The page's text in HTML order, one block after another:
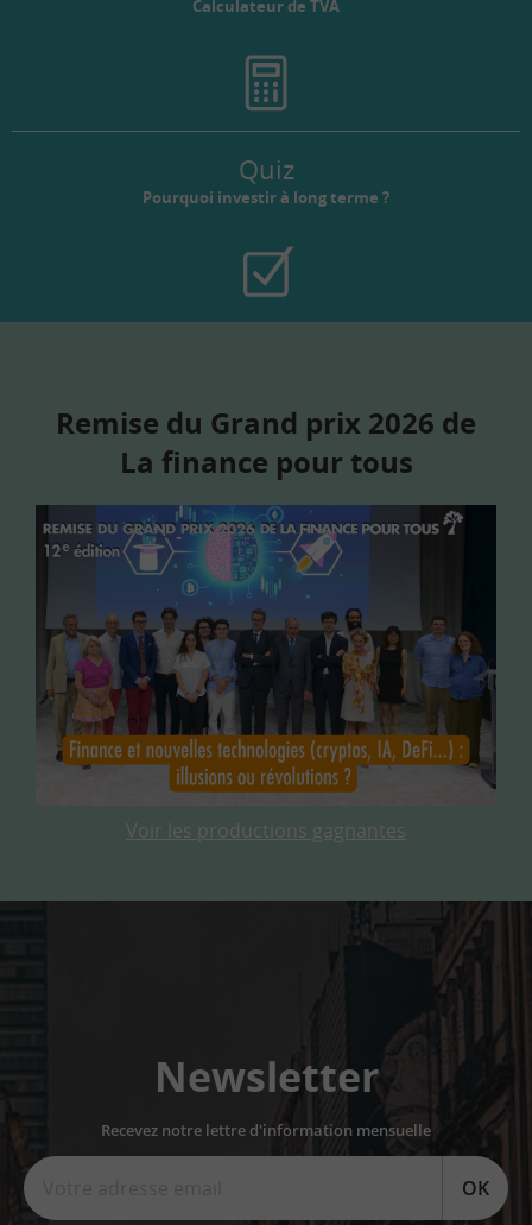
Calculateur de TVA
Quiz
Pourquoi investir à long terme ?
Remise du Grand prix 2026 de
La finance pour tous
Voir les productions gagnantes
Newsletter
Recevez notre lettre d'information mensuelle
OK